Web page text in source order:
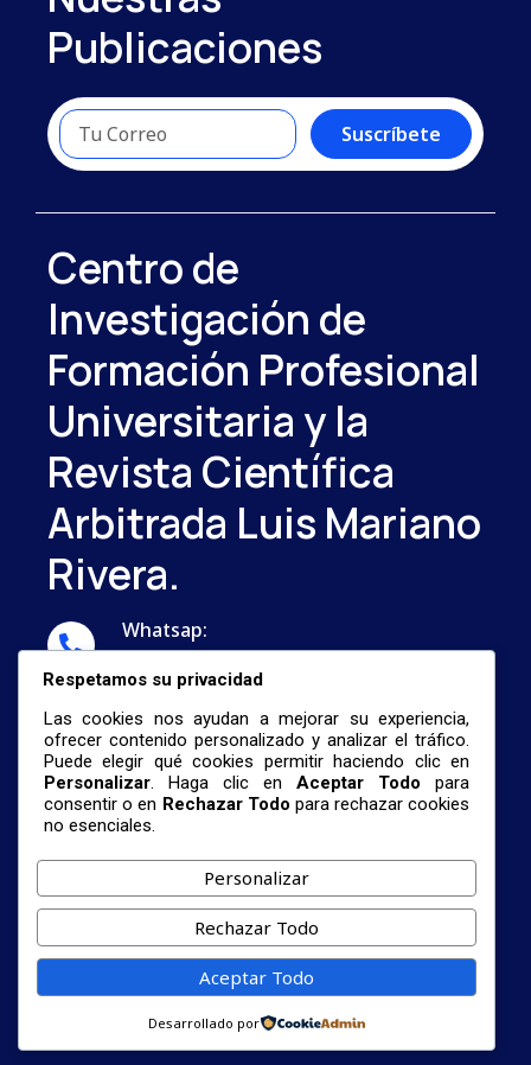
Publicaciones
Suscríbete
Centro de
Investigación de
Formación Profesional
Universitaria y la
Revista Científica
Arbitrada Luis Mariano
Rivera.
Whatsap:
...
nestormalave26@gmail.com
© 2026 Centro De Investigación De Formación
Profesional Universitaria Y La Revista
Científica Arbitrada Luis Mariano Rivera.
Términos De Servicio Política
Respetamos su privacidad
Las cookies nos ayudan a mejorar su experiencia,
ofrecer contenido personalizado y analizar el tráfico.
Puede elegir qué cookies permitir haciendo clic en
Personalizar. Haga clic enAceptar Todo para
consentir o en Rechazar Todo para rechazar cookies
no esenciales.
Personalizar
Rechazar Todo
Aceptar Todo
Desarrollado por